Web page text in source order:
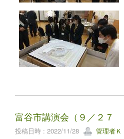
富谷市講演会（９／２７
投稿日時 : 2022/11/28 管理者Ｋ